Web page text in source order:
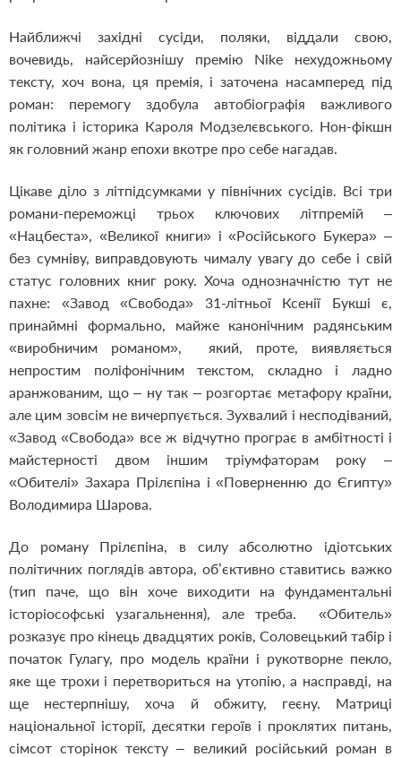
Найближчі західні сусіди, поляки, віддали свою,
вочевидь, найсерйознішу премію Nike нехудожньому
тексту, хоч вона, ця премія, і заточена насамперед під
роман: перемогу здобула автобіографія важливого
політика і історика Кароля Модзелєвського. Нон-фікшн
як головний жанр епохи вкотре про себе нагадав.
Цікаве діло з літпідсумками у північних сусідів. Всі три
романи-переможці трьох ключових літпремій –
«Нацбеста», «Великої книги» і «Російського Букера» –
без сумніву, виправдовують чималу увагу до себе і свій
статус головних книг року. Хоча однозначністю тут не
пахне: «Завод «Свобода» 31-літньої Ксенії Букші є,
принаймні формально, майже канонічним радянським
«виробничим романом», який, проте, виявляється
непростим поліфонічним текстом, складно і ладно
аранжованим, що – ну так – розгортає метафору країни,
але цим зовсім не вичерпується. Зухвалий і несподіваний,
«Завод «Свобода» все ж відчутно програє в амбітності і
майстерності двом іншим тріумфаторам року –
«Обителі» Захара Прілєпіна і «Поверненню до Єгипту»
Володимира Шарова.
До роману Прілєпіна, в силу абсолютно ідіотських
політичних поглядів автора, об’єктивно ставитись важко
(тип паче, що він хоче виходити на фундаментальні
історіософські узагальнення), але треба. «Обитель»
розказує про кінець двадцятих років, Соловецький табір і
початок Гулагу, про модель країни і рукотворне пекло,
яке ще трохи і перетвориться на утопію, а насправді, на
ще нестерпнішу, хоча й обжиту, геєну. Матриці
національної історії, десятки героїв і проклятих питань,
сімсот сторінок тексту – великий російський роман в